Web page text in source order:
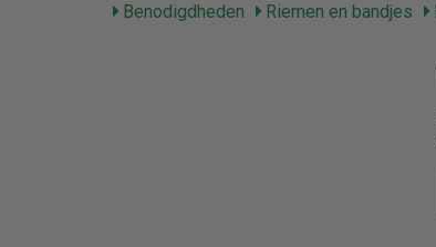
Benodigdheden
Riemen en bandjes